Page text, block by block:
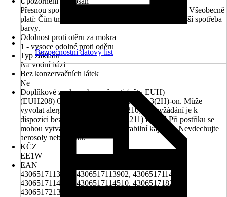
Přesnou spotřebu zjistíte aplikací zkušebního nátěru. Všeobecně
platí: Čím tmavší, hrubější a savější podklad, tím vyšší spotřeba
barvy.
Odolnost proti otěru za mokra
1 - vysoce odolné proti oděru
Typ základu
Na vodní bázi
Bez konzervačních látek
Ne
Doplňkové znaky nebezpečnosti (věty EUH)
(EUH208) Obsahuje 1,2-benzisothiazol-3(2H)-on. Může
vyvolat alergickou reakci., (EUH210) Na vyžádání je k
dispozici bezpečnostní list., (EUH211) Pozor! Při postřiku se
mohou vytvářet nebezpečné respirabilní kapičky. Nevdechujte
aerosoly nebo mlhu.
KČZ
EE1W
EAN
4306517113612, 4306517113902, 4306517114138,
4306517114404, 4306517114510, 4306517182151,
4306517213183
Bezpečnostní datový list